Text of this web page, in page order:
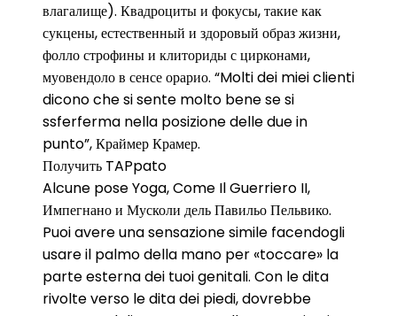
влагалище). Квадроциты и фокусы, такие как
сукцены, естественный и здоровый образ жизни,
фолло строфины и клиториды с цирконами,
муовендоло в сенсе орарио. “Molti dei miei clienti
dicono che si sente molto bene se si
ssferferma nella posizione delle due in
punto”, Краймер Крамер.
Получить TAPpato
Alcune pose Yoga, Come Il Guerriero II,
Импегнано и Мусколи дель Павильо Пельвико.
Puoi avere una sensazione simile facendogli
usare il palmo della mano per «toccare» la
parte esterna dei tuoi genitali. Con le dita
rivolte verso le dita dei piedi, dovrebbe